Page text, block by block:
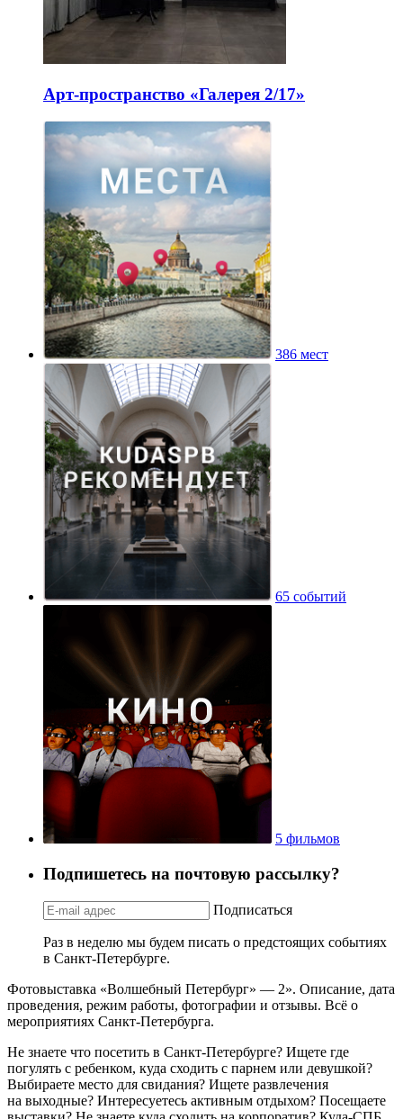
Арт-пространство «Галерея 2/17»
386 мест
65 событий
5 фильмов
Подпишетесь на почтовую рассылку?
Подписаться
Раз в неделю мы будем писать о предстоящих событиях
в Санкт-Петербурге.
Фотовыставка «Волшебный Петербург» — 2». Описание, дата
проведения, режим работы, фотографии и отзывы. Всё о
мероприятиях Санкт-Петербурга.
Не знаете что посетить в Санкт-Петербурге? Ищете где
погулять с ребенком, куда сходить с парнем или девушкой?
Выбираете место для свидания? Ищете развлечения
на выходные? Интересуетесь активным отдыхом? Посещаете